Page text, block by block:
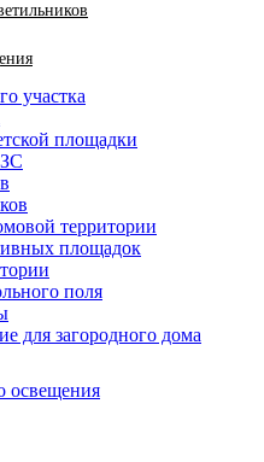
участка
площадки
территории
площадок
поля
для загородного дома